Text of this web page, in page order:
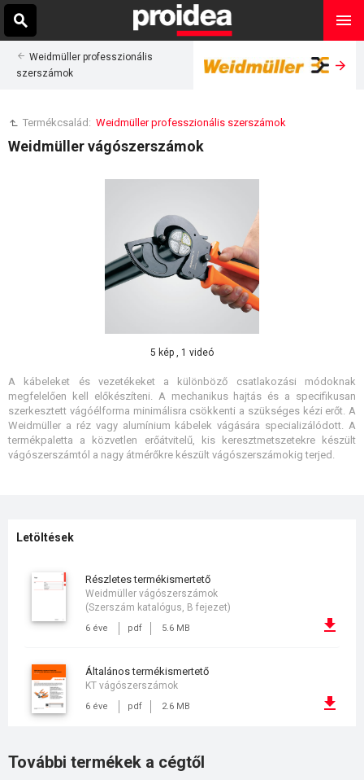
Weidmüller professzionális
szerszámok
Termékcsalád: Weidmüller professzionális szerszámok
Weidmüller vágószerszámok
5 kép , 1 videó
A kábeleket és vezetékeket a különböző csatlakozási módoknak
megfelelően kell előkészíteni. A mechanikus hajtás és a specifikusan
szerkesztett vágóélforma minimálisra csökkenti a szükséges kézi erőt. A
Weidmüller a réz vagy alumínium kábelek vágására specializálódott. A
termékpaletta a közvetlen erőátvitelű, kis keresztmetszetekre készült
vágószerszámtól a nagy átmérőkre készült vágószerszámokig terjed.
Letöltések
részletes termékismertető
6 éve pdf 5.6 MB
Weidmüller vágószerszámok
(Szerszám katalógus, B fejezet)
általános termékismertető
6 éve pdf 2.6 MB
KT vágószerszámok
További termékek a cégtől